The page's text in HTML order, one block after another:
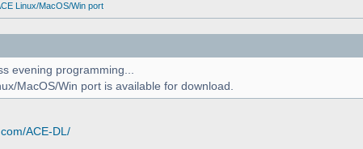
Linux/MacOS/Win port
evening programming...
MacOS/Win port is available for download.
ACE-DL/